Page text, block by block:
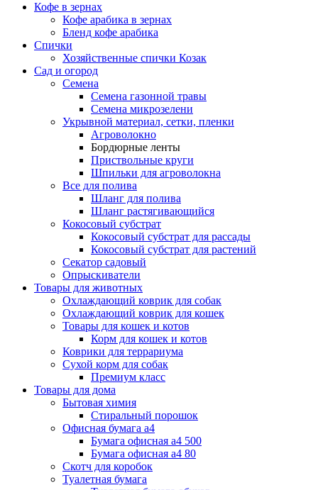
Кофе в зернах
Кофе арабика в зернах
Бленд кофе арабика
Спички
Хозяйственные спички Козак
Сад и огород
Семена
Семена газонной травы
Семена микрозелени
Укрывной материал, сетки, пленки
Агроволокно
Бордюрные ленты
Приствольные круги
Шпильки для агроволокна
Все для полива
Шланг для полива
Шланг растягивающийся
Кокосовый субстрат
Кокосовый субстрат для рассады
Кокосовый субстрат для растений
Секатор садовый
Опрыскиватели
Товары для животных
Охлаждающий коврик для собак
Охлаждающий коврик для кошек
Товары для кошек и котов
Корм для кошек и котов
Коврики для террариума
Сухой корм для собак
Премиум класс
Товары для дома
Бытовая химия
Стиральный порошок
Офисная бумага а4
Бумага офисная а4 500
Бумага офисная а4 80
Скотч для коробок
Туалетная бумага